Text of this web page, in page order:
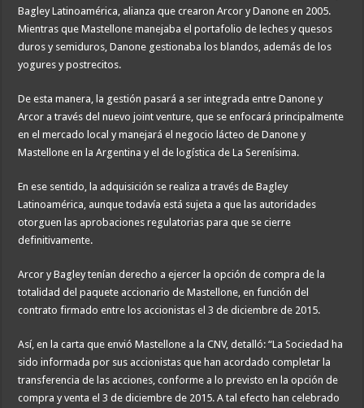
Bagley Latinoamérica, alianza que crearon Arcor y Danone en 2005.
Mientras que Mastellone manejaba el portafolio de leches y quesos
duros y semiduros, Danone gestionaba los blandos, además de los
yogures y postrecitos.
De esta manera, la gestión pasará a ser integrada entre Danone y
Arcor a través del nuevo joint venture, que se enfocará principalmente
en el mercado local y manejará el negocio lácteo de Danone y
Mastellone en la Argentina y el de logística de La Serenísima.
En ese sentido, la adquisición se realiza a través de Bagley
Latinoamérica, aunque todavía está sujeta a que las autoridades
otorguen las aprobaciones regulatorias para que se cierre
definitivamente.
Arcor y Bagley tenían derecho a ejercer la opción de compra de la
totalidad del paquete accionario de Mastellone, en función del
contrato firmado entre los accionistas el 3 de diciembre de 2015.
Así, en la carta que envió Mastellone a la CNV, detalló: “La Sociedad ha
sido informada por sus accionistas que han acordado completar la
transferencia de las acciones, conforme a lo previsto en la opción de
compra y venta el 3 de diciembre de 2015. A tal efecto han celebrado